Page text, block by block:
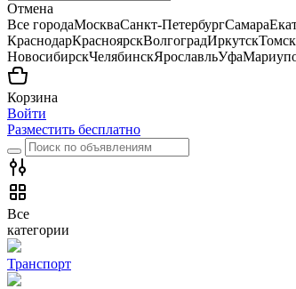
Отмена
Все городаМоскваСанкт-ПетербургСамара
КраснодарКрасноярскВолгоградИркутскТомск
НовосибирскЧелябинскЯрославльУфа
Корзина
Войти
Разместить бесплатно
Все
категории
Транспорт